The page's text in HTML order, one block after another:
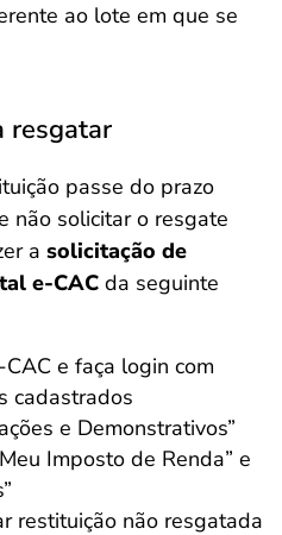
ao lote em que se
resgatar
passe do prazo
não solicitar o resgate
a solicitação de
e-CAC da seguinte
e faça login com
cadastrados
e Demonstrativos”
Imposto de Renda” e
restituição não resgatada